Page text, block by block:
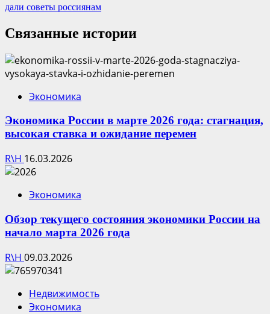
дали советы россиянам
Связанные истории
Экономика
Экономика России в марте 2026 года: стагнация,
высокая ставка и ожидание перемен
R\H 16.03.2026
Экономика
Обзор текущего состояния экономики России на
начало марта 2026 года
R\H 09.03.2026
Недвижимость
Экономика